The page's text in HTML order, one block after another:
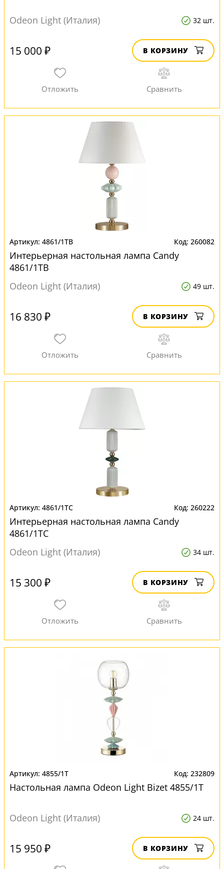
Odeon Light (Италия) 32 шт.
15 000 ₽ В КОРЗИНУ
4861/1TB 260082
Интерьерная настольная лампа Candy
4861/1TB
Odeon Light (Италия)
49 шт.
16 830 ₽ В КОРЗИНУ
4861/1TC 260222
Интерьерная настольная лампа Candy
4861/1TC
Odeon Light (Италия)
34 шт.
15 300 ₽ В КОРЗИНУ
4855/1T 232809
Настольная лампа Odeon Light Bizet 4855/1T
Odeon Light (Италия) 24 шт.
15 950 ₽ В КОРЗИНУ